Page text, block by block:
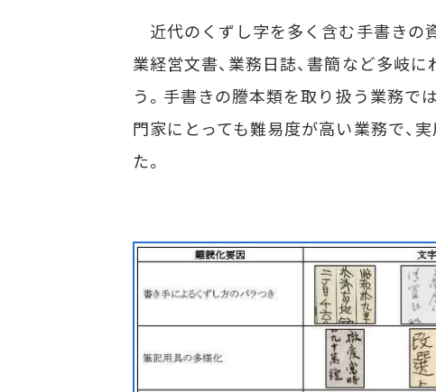
近代のくずし字を多く含む手書きの
業経営文書、業務日誌、書簡など多岐
う。手書きの謄本類を取り扱う業務で
門家にとっても難易度が高い業務で、
た。